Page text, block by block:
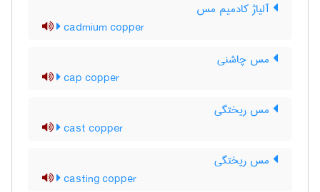
آلیاژ کادمیم مس
cadmium copper
مس چاشنی
cap copper
مس ریختگی
cast copper
مس ریختگی
casting copper